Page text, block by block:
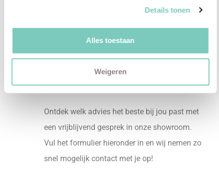
Details tonen
Alles toestaan
Weigeren
✓ Afstyling aan huis
2D interieurontwerp
✓ 3D interieurontwerp
Gratis personal shopping
✓ Advies van onze woonspecialist
Ontdek welk advies het beste bij jou past met
een vrijblijvend gesprek in onze showroom.
Vul het formulier hieronder in en wij nemen zo
snel mogelijk contact met je op!